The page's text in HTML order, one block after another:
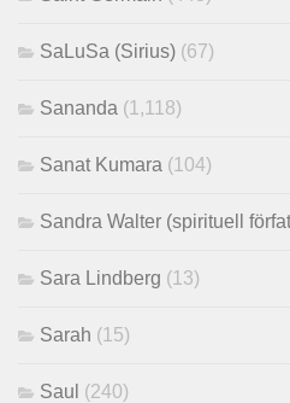
SaLuSa (Sirius) (67)
Sananda (1,118)
Sanat Kumara (104)
Sandra Walter (spirituell
Sara Lindberg (13)
Sarah (15)
Saul (240)